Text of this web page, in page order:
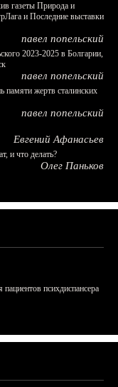
газеты Природа и
и Последние выставки
павел попельский
2023-2025 в Болгарии,
павел попельский
памяти жертв сталинских
павел попельский
Евгений Афанасьев
и что делать?
Олег Паньков
пациентов психдиспансера